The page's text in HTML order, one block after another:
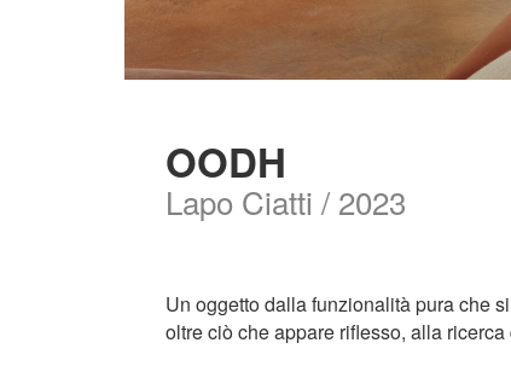
OODH
Lapo Ciatti / 2023
Un oggetto dalla funzionalità pura che
oltre ciò che appare riflesso, alla